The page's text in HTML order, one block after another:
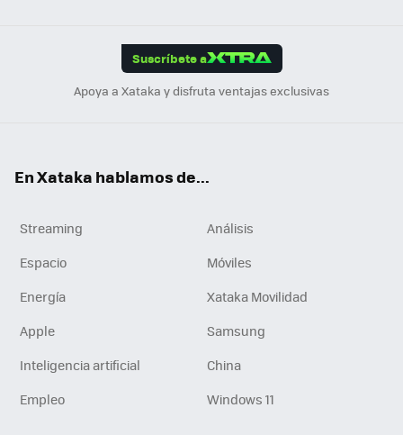
Suscríbete a
Apoya a Xataka y disfruta ventajas exclusivas
En Xataka hablamos de...
Streaming
Análisis
Espacio
Móviles
Energía
Xataka Movilidad
Apple
Samsung
Inteligencia artificial
China
Empleo
Windows 11